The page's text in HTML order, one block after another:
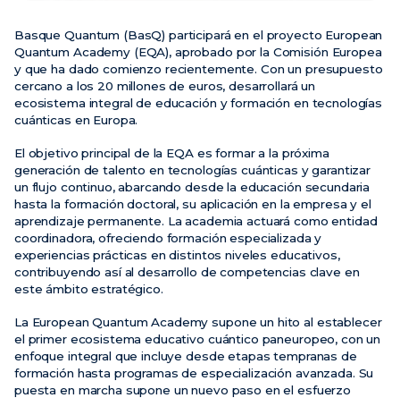
Basque Quantum (BasQ) participará en el proyecto European
Quantum Academy (EQA), aprobado por la Comisión Europea
y que ha dado comienzo recientemente. Con un presupuesto
cercano a los 20 millones de euros, desarrollará un
ecosistema integral de educación y formación en tecnologías
cuánticas en Europa.
El objetivo principal de la EQA es formar a la próxima
generación de talento en tecnologías cuánticas y garantizar
un flujo continuo, abarcando desde la educación secundaria
hasta la formación doctoral, su aplicación en la empresa y el
aprendizaje permanente. La academia actuará como entidad
coordinadora, ofreciendo formación especializada y
experiencias prácticas en distintos niveles educativos,
contribuyendo así al desarrollo de competencias clave en
este ámbito estratégico.
La European Quantum Academy supone un hito al establecer
el primer ecosistema educativo cuántico paneuropeo, con un
enfoque integral que incluye desde etapas tempranas de
formación hasta programas de especialización avanzada. Su
puesta en marcha supone un nuevo paso en el esfuerzo